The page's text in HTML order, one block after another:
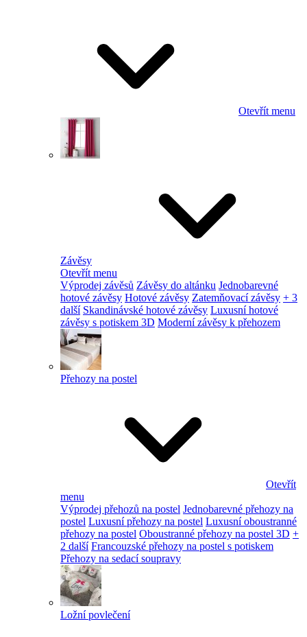
Otevřít menu
Závěsy
Otevřít menu
Výprodej závěsů Závěsy do altánku Jednobarevné
hotové závěsy Hotové závěsy Zatemňovací závěsy + 3
další Skandinávské hotové závěsy Luxusní hotové
závěsy s potiskem 3D Moderní závěsy k přehozem
Přehozy na postel
Otevřít
menu
Výprodej přehozů na postel Jednobarevné přehozy na
postel Luxusní přehozy na postel Luxusní oboustranné
přehozy na postel Oboustranné přehozy na postel 3D +
2 další Francouzské přehozy na postel s potiskem
Přehozy na sedací soupravy
Ložní povlečení